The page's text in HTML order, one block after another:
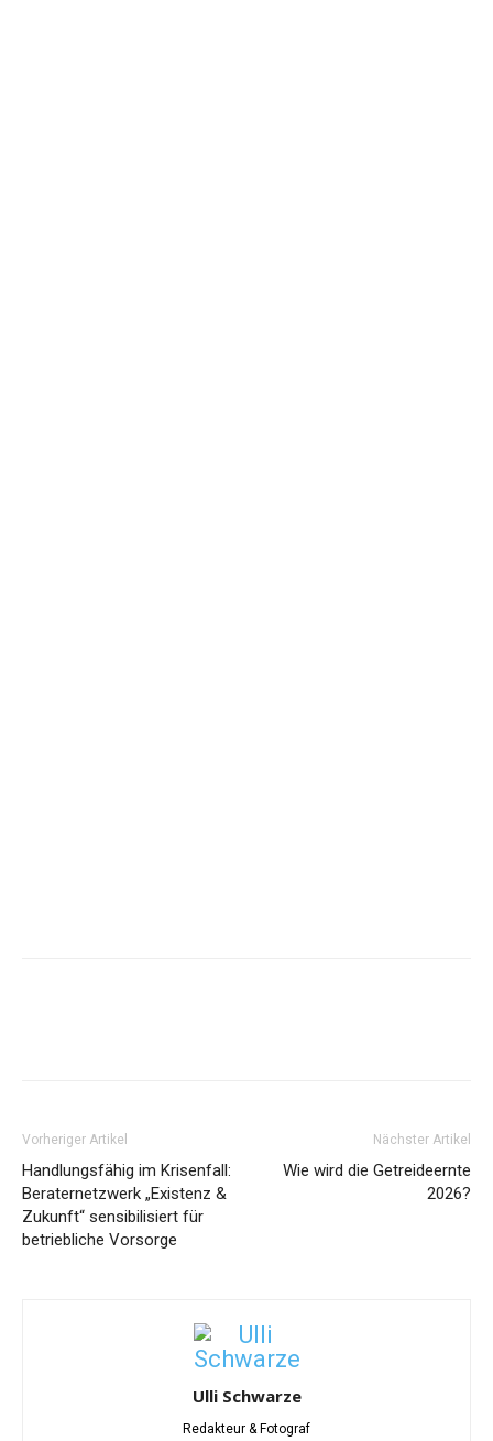
Vorheriger Artikel
Handlungsfähig im Krisenfall:
Beraternetzwerk „Existenz &
Zukunft“ sensibilisiert für
betriebliche Vorsorge
Nächster Artikel
Wie wird die Getreideernte
2026?
Ulli Schwarze
Redakteur & Fotograf